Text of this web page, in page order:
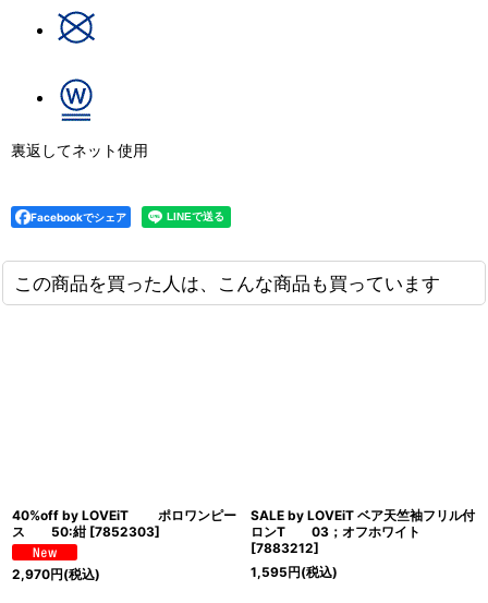
裏返してネット使用
Facebookでシェア
この商品を買った人は、こんな商品も買っています
40%off by LOVEiT ポロワンピー
ス 50:紺 [7852303]
2,970円(税込)
SALE by LOVEiT ベア天竺袖フリル付
ロンT 03；オフホワイト
[7883212]
1,595円(税込)